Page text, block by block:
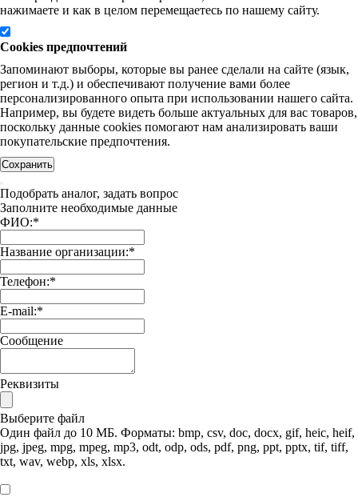
нажимаете и как в целом перемещаетесь по нашему сайту.
Cookies предпочтений
Запоминают выборы, которые вы ранее сделали на сайте (язык,
регион и т.д.) и обеспечивают получение вами более
персонализированного опыта при использовании нашего сайта.
Например, вы будете видеть больше актуальных для вас товаров,
поскольку данные cookies помогают нам анализировать ваши
покупательские предпочтения.
Сохранить
Подобрать аналог, задать вопрос
Заполните необходимые данные
ФИО:*
Название организации:*
Телефон:*
E-mail:*
Сообщение
Реквизиты
Выберите файл
Один файл до 10 МБ. Форматы: bmp, csv, doc, docx, gif, heic, heif,
jpg, jpeg, mpg, mpeg, mp3, odt, odp, ods, pdf, png, ppt, pptx, tif, tiff,
txt, wav, webp, xls, xlsx.